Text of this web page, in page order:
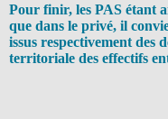
Pour finir, les PAS étant
que dans le privé, il
issus respectivement des
territoriale des effectifs